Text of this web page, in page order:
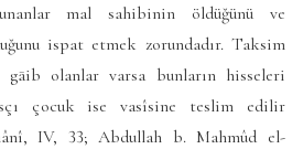
mal sahibinin öldüğünü ve
ispat etmek zorundadır. Taksim
gāib olanlar varsa bunların hisseleri
çocuk ise vasîsine teslim edilir
IV, 33; Abdullah b. Mahmûd el-